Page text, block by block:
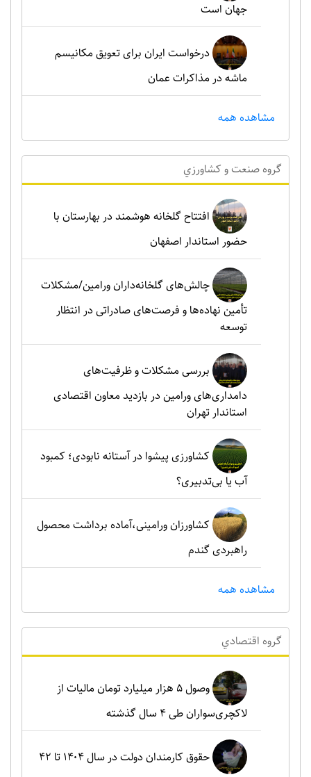
جهان است
درخواست ایران برای تعویق مکانیسم
ماشه در مذاکرات عمان
مشاهده همه
گروه صنعت و کشاورزي
افتتاح گلخانه هوشمند در بهارستان با
حضور استاندار اصفهان
چالش‌های گلخانه‌داران ورامین/مشکلات
تأمین نهاده‌ها و فرصت‌های صادراتی در انتظار
توسعه
بررسی مشکلات و ظرفیت‌های
دامداری‌های ورامین در بازدید معاون اقتصادی
استاندار تهران
کشاورزی پیشوا در آستانه نابودی؛ کمبود
آب یا بی‌تدبیری؟
کشاورزان ورامینی،آماده برداشت محصول
راهبردی گندم
مشاهده همه
گروه اقتصادي
وصول ۵ هزار میلیارد تومان مالیات از
لاکچری‌سواران طی ۴ سال گذشته
حقوق کارمندان دولت در سال ۱۴۰۴ تا ۴۲